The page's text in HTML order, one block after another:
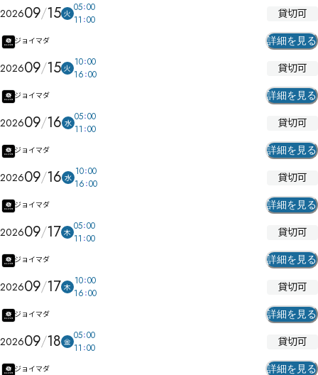
202609 15 火 05 00
11 00 貸切可
ジョイマダ 詳細を見る
202609 15 火 10 00
16 00 貸切可
ジョイマダ 詳細を見る
202609 16 水 05 00
11 00 貸切可
ジョイマダ 詳細を見る
202609 16 水 10 00
16 00 貸切可
ジョイマダ 詳細を見る
202609 17 木 05 00
11 00 貸切可
ジョイマダ 詳細を見る
202609 17 木 10 00
16 00 貸切可
ジョイマダ 詳細を見る
202609 18 金 05 00
11 00 貸切可
ジョイマダ 詳細を見る